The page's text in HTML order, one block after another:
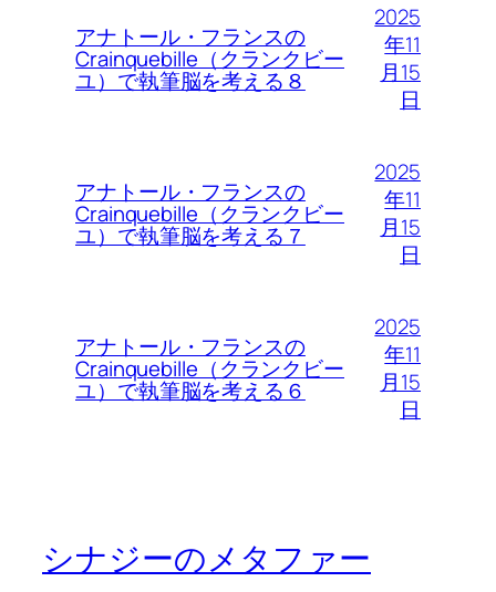
アナトール・フランスの
Crainquebille（クランクビー
ユ）で執筆脳を考える８
2025
年11
月15
日
アナトール・フランスの
Crainquebille（クランクビー
ユ）で執筆脳を考える７
2025
年11
月15
日
アナトール・フランスの
Crainquebille（クランクビー
ユ）で執筆脳を考える６
2025
年11
月15
日
シナジーのメタファー